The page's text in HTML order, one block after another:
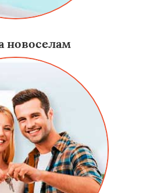
новоселам